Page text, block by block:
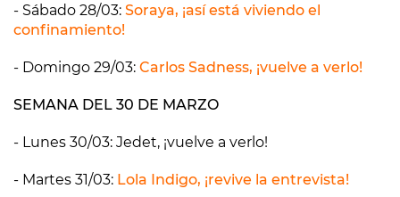
- Sábado 28/03: Soraya, ¡así está viviendo el
confinamiento!
- Domingo 29/03: Carlos Sadness, ¡vuelve a verlo!
SEMANA DEL 30 DE MARZO
- Lunes 30/03: Jedet, ¡vuelve a verlo!
- Martes 31/03: Lola Indigo, ¡revive la entrevista!